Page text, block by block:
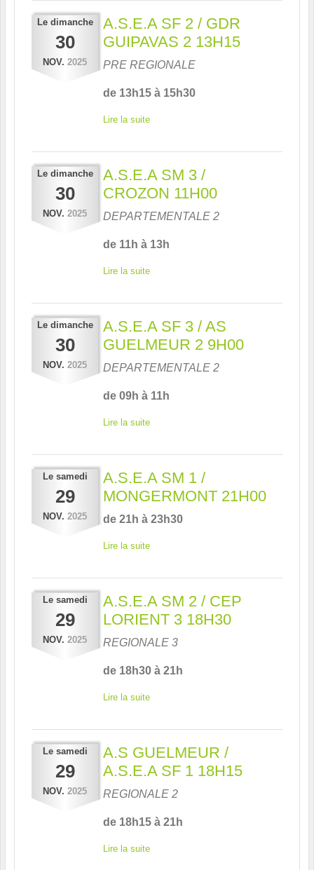
Le dimanche
30
NOV. 2025
A.S.E.A SF 2 / GDR
GUIPAVAS 2 13H15
PRE REGIONALE
de 13h15 à 15h30
Lire la suite
Le dimanche
30
NOV. 2025
A.S.E.A SM 3 /
CROZON 11H00
DEPARTEMENTALE 2
de 11h à 13h
Lire la suite
Le dimanche
30
NOV. 2025
A.S.E.A SF 3 / AS
GUELMEUR 2 9H00
DEPARTEMENTALE 2
de 09h à 11h
Lire la suite
Le samedi
29
NOV. 2025
A.S.E.A SM 1 /
MONGERMONT 21H00
de 21h à 23h30
Lire la suite
Le samedi
29
NOV. 2025
A.S.E.A SM 2 / CEP
LORIENT 3 18H30
REGIONALE 3
de 18h30 à 21h
Lire la suite
Le samedi
29
NOV. 2025
A.S GUELMEUR /
A.S.E.A SF 1 18H15
REGIONALE 2
de 18h15 à 21h
Lire la suite